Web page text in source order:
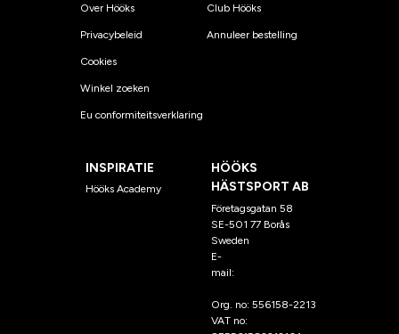
Over Hööks
Privacybeleid
Cookies
Winkel zoeken
Eu conformiteitsverklaring
Club Hööks
Annuleer bestelling
INSPIRATIE
Hööks Academy
HÖÖKS
HÄSTSPORT AB
Företagsgatan 58
SE-501 77 Borås
Sweden
E-
mail:
Org. no: 556158-2213
VAT no: